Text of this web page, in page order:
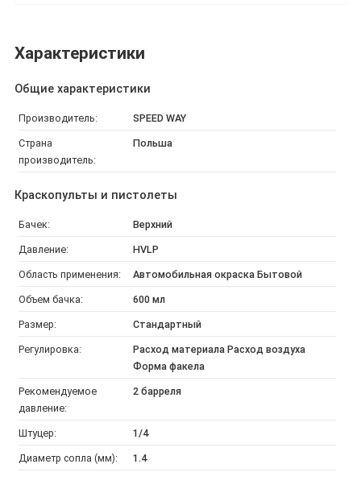
Характеристики
Общие характеристики
Производитель: SPEED WAY
Страна
производитель:
Польша
Краскопульты и пистолеты
Бачек: Верхний
Давление: HVLP
Область применения: Автомобильная окраска Бытовой
Объем бачка: 600 мл
Размер: Стандартный
Регулировка:
Расход материала Расход воздуха
Форма факела
Рекомендуемое
давление:
2 барреля
Штуцер: 1/4
Диаметр сопла (мм): 1.4